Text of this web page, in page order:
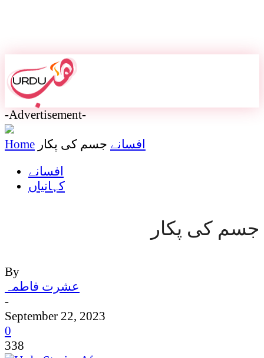
-Advertisement-
Home افسانے جسم کی پکار
افسانے
کہانیاں
جسم کی پکار
By
عشرت فاطمہ
-
September 22, 2023
0
338